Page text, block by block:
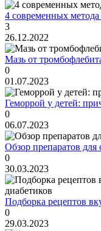
4 современных
3
26.12.2022
Мазь от
0
01.07.2023
Геморрой у детей:
0
06.07.2023
Обзор препаратов для
0
30.03.2023
Подборка рецептов
0
29.03.2023